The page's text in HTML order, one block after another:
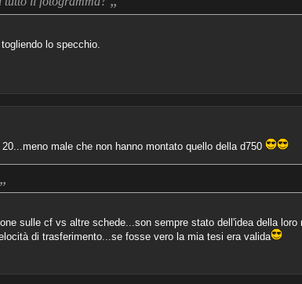
lo specchio.
male che non hanno montato quello della d750
„
sulle cf vs altre schede...son sempre stato dell'idea della
di trasferimento...se fosse vero la mia tesi era valida